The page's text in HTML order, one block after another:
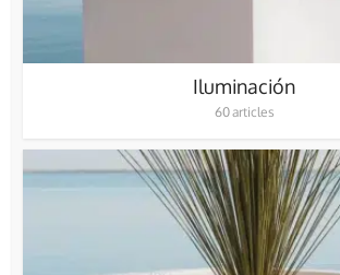
Iluminación
60 articles